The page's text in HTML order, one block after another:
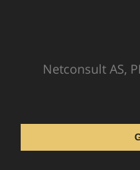
Netconsult AS,